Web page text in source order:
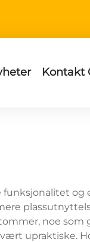
Kontakt
og
noe som
upraktiske.